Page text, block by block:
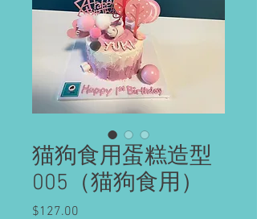
猫狗食用蛋糕造型
005（猫狗食用）
$127.00